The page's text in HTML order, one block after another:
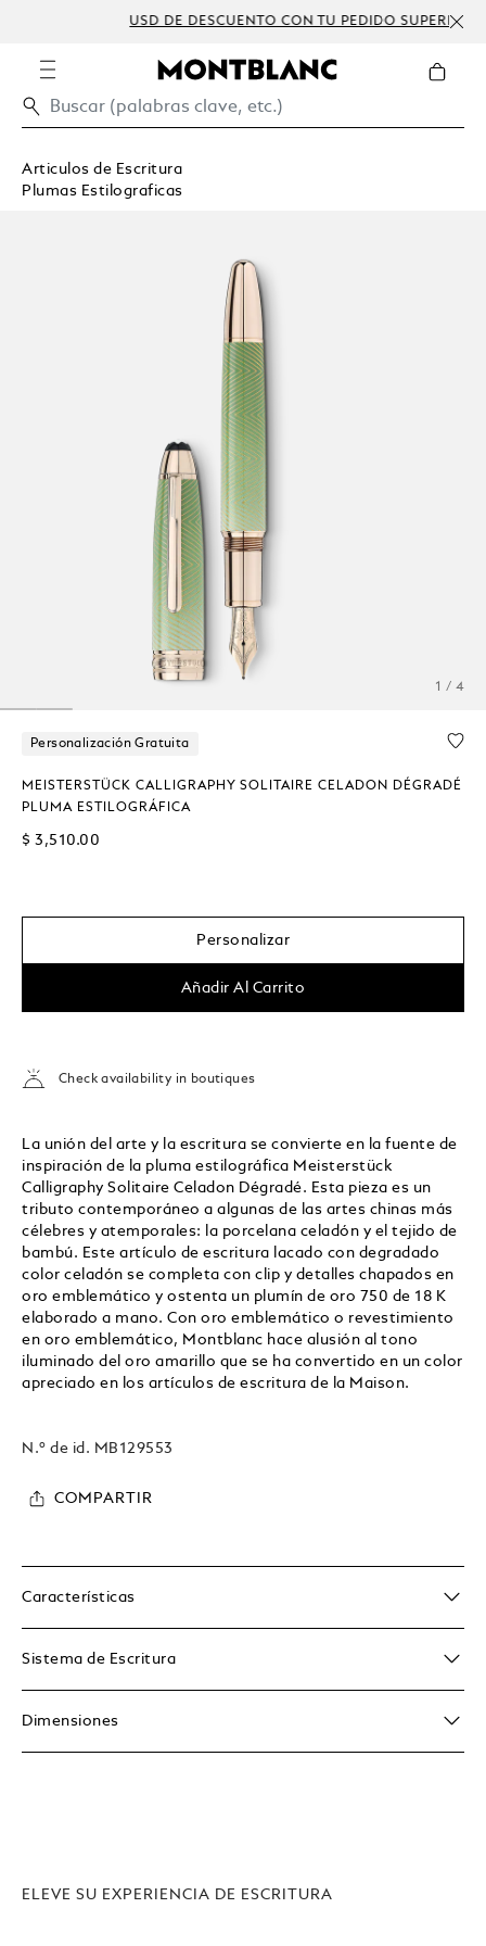
USD DE DESCUENTO CON TU PEDIDO SUPERIOR A
Articulos de Escritura
Plumas Estilograficas
1 / 4
Personalización Gratuita
MEISTERSTÜCK CALLIGRAPHY SOLITAIRE CELADON DÉGRADÉ
PLUMA ESTILOGRÁFICA
$ 3,510.00
Personalizar
Añadir Al Carrito
Check availability in boutiques
La unión del arte y la escritura se convierte en la fuente de
inspiración de la pluma estilográfica Meisterstück
Calligraphy Solitaire Celadon Dégradé. Esta pieza es un
tributo contemporáneo a algunas de las artes chinas más
célebres y atemporales: la porcelana celadón y el tejido de
bambú. Este artículo de escritura lacado con degradado
color celadón se completa con clip y detalles chapados en
oro emblemático y ostenta un plumín de oro 750 de 18 K
elaborado a mano. Con oro emblemático o revestimiento
en oro emblemático, Montblanc hace alusión al tono
iluminado del oro amarillo que se ha convertido en un color
apreciado en los artículos de escritura de la Maison.
N.º de id. MB129553
COMPARTIR
Características
Sistema de Escritura
Dimensiones
ELEVE SU EXPERIENCIA DE ESCRITURA